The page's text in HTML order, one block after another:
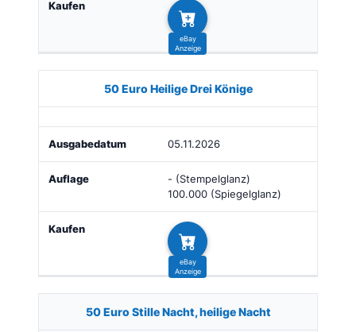
50 Euro Heilige Drei Könige
05.11.2026
- (Stempelglanz)
100.000 (Spiegelglanz)
50 Euro Stille Nacht, heilige Nacht